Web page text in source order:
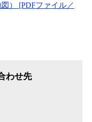
） [PDFファイル／
わせ先